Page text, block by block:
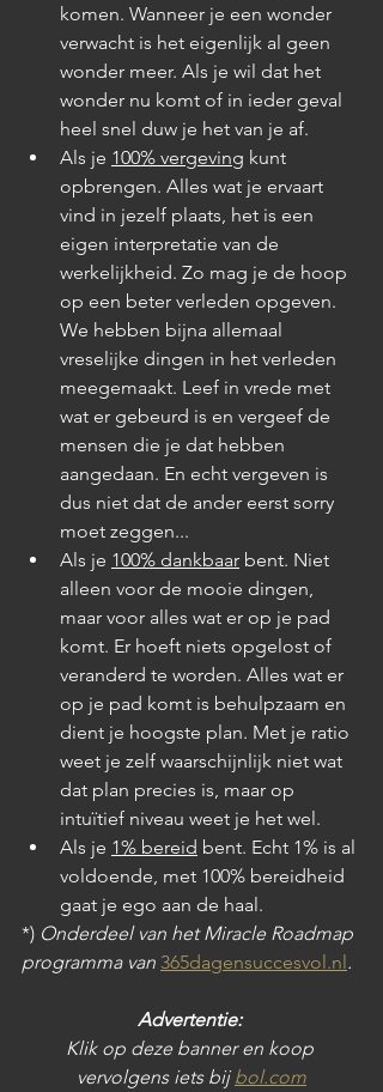
komen. Wanneer je een wonder
verwacht is het eigenlijk al geen
wonder meer. Als je wil dat het
wonder nu komt of in ieder geval
heel snel duw je het van je af.
Als je 100% vergeving kunt
opbrengen. Alles wat je ervaart
vind in jezelf plaats, het is een
eigen interpretatie van de
werkelijkheid. Zo mag je de hoop
op een beter verleden opgeven.
We hebben bijna allemaal
vreselijke dingen in het verleden
meegemaakt. Leef in vrede met
wat er gebeurd is en vergeef de
mensen die je dat hebben
aangedaan. En echt vergeven is
dus niet dat de ander eerst sorry
moet zeggen...
Als je 100% dankbaar bent. Niet
alleen voor de mooie dingen,
maar voor alles wat er op je pad
komt. Er hoeft niets opgelost of
veranderd te worden. Alles wat er
op je pad komt is behulpzaam en
dient je hoogste plan. Met je ratio
weet je zelf waarschijnlijk niet wat
dat plan precies is, maar op
intuïtief niveau weet je het wel.
Als je 1% bereid bent. Echt 1% is al
voldoende, met 100% bereidheid
gaat je ego aan de haal.
*) Onderdeel van het Miracle Roadmap
programma van 365dagensuccesvol.nl.
Advertentie:
Klik op deze banner en koop
vervolgens iets bij bol.com